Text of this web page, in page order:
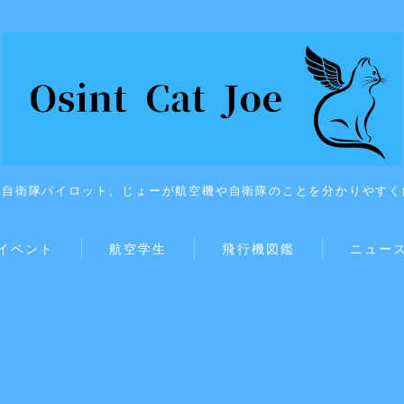
衛隊パイロット、じょーが航空機や自衛隊のことを分かりやすく
ベント 航空学生 飛行機図鑑 ニュース